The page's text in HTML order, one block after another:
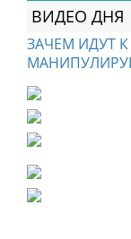
ВИДЕО ДНЯ
ЗАЧЕМ ИДУТ